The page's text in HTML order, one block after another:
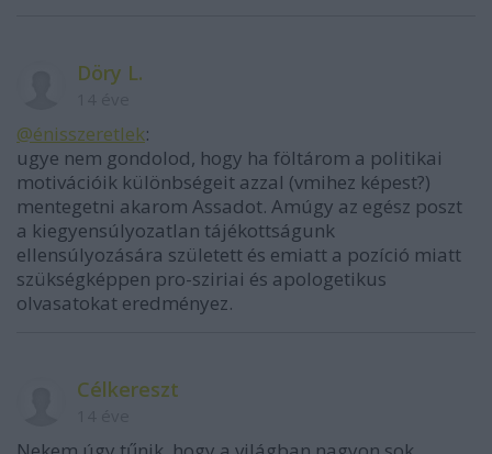
Döry L.
@énisszeretlek:
ugye nem gondolod, hogy ha föltárom a politikai
motivációik különbségeit azzal (vmihez képest?)
mentegetni akarom Assadot. Amúgy az egész poszt
a kiegyensúlyozatlan tájékottságunk
ellensúlyozására született és emiatt a pozíció miatt
szükségképpen pro-sziriai és apologetikus
olvasatokat eredményez.
Célkereszt